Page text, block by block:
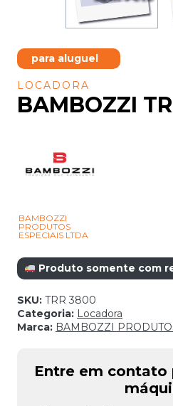
para aluguel
LOCADORA
BAMBOZZI
BAMBOZZI
PRODUTOS
ESPECIAIS LTDA
Produto somente com
SKU: TRR 3800
Categoria: Locadora
Marca: BAMBOZZI
Entre em contato